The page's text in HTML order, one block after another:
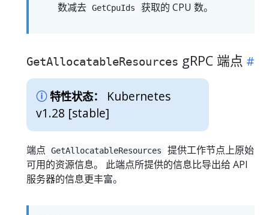
数减去 GetCpuIds 获取的 CPU 数。
GetAllocatableResources gRPC 端点
特性状态：
Kubernetes
v1.28 [stable]
端点 GetAllocatableResources
提供工作节点上原始
可用的资源信息。 此端点所提供的信息比导出给 API
服务器的信息更丰富。